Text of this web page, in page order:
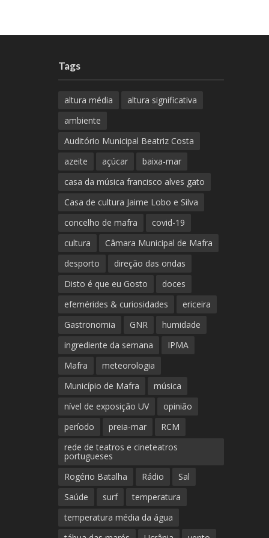
Tags
altura média
altura significativa
ambiente
Auditório Municipal Beatriz Costa
azeite
açúcar
baixa-mar
casa da música francisco alves gato
Casa de cultura Jaime Lobo e Silva
concelho de mafra
covid-19
cultura
Câmara Municipal de Mafra
desporto
direção das ondas
Disto é que eu Gosto
doces
efemérides & curiosidades
ericeira
Gastronomia
GNR
humidade
ingrediente da semana
IPMA
Mafra
meteorologia
Município de Mafra
música
nível de exposição UV
opinião
período
preia-mar
RCM
rede de teatros e cineteatros
portugueses
Rogério Batalha
Rádio
Sal
Saúde
surf
temperatura
temperatura média da água